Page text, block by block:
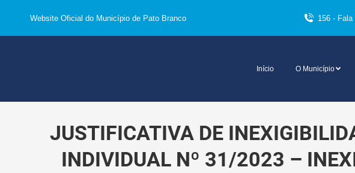
Website Oficial do Município de Pato Branco 156 - Fala
Início O Município
JUSTIFICATIVA DE
INDIVIDUAL Nº 31/2023 –